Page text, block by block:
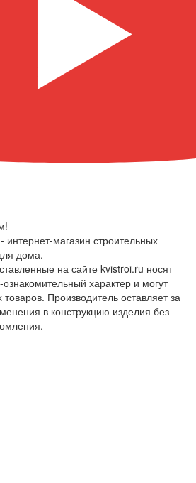
магазин строительных
дома.
на сайте kvistroi.ru носят
характер и могут
Производитель оставляет за
в конструкцию изделия без